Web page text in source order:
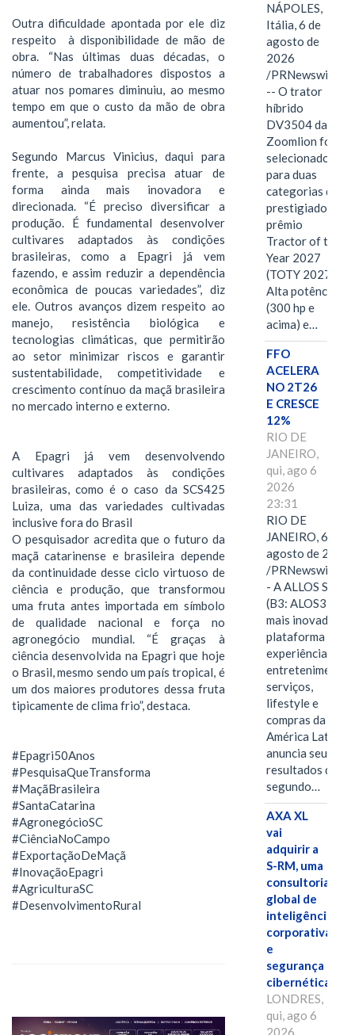
Outra dificuldade apontada por ele diz
respeito à disponibilidade de mão de
obra. “Nas últimas duas décadas, o
número de trabalhadores dispostos a
atuar nos pomares diminuiu, ao mesmo
tempo em que o custo da mão de obra
aumentou”, relata.
Segundo Marcus Vinicius, daqui para
frente, a pesquisa precisa atuar de
forma ainda mais inovadora e
direcionada. “É preciso diversificar a
produção. É fundamental desenvolver
cultivares adaptados às condições
brasileiras, como a Epagri já vem
fazendo, e assim reduzir a dependência
econômica de poucas variedades”, diz
ele. Outros avanços dizem respeito ao
manejo, resistência biológica e
tecnologias climáticas, que permitirão
ao setor minimizar riscos e garantir
sustentabilidade, competitividade e
crescimento contínuo da maçã brasileira
no mercado interno e externo.
A Epagri já vem desenvolvendo
cultivares adaptados às condições
brasileiras, como é o caso da SCS425
Luiza, uma das variedades cultivadas
inclusive fora do Brasil
O pesquisador acredita que o futuro da
maçã catarinense e brasileira depende
da continuidade desse ciclo virtuoso de
ciência e produção, que transformou
uma fruta antes importada em símbolo
de qualidade nacional e força no
agronegócio mundial. “É graças à
ciência desenvolvida na Epagri que hoje
o Brasil, mesmo sendo um país tropical, é
um dos maiores produtores dessa fruta
tipicamente de clima frio”, destaca.
#Epagri50Anos
#PesquisaQueTransforma
#MaçãBrasileira
#SantaCatarina
#AgronegócioSC
#CiênciaNoCampo
#ExportaçãoDeMaçã
#InovaçãoEpagri
#AgriculturaSC
#DesenvolvimentoRural
NÁPOLES,
Itália, 6 de
agosto de
2026
/PRNewswire/
-- O trator
híbrido
DV3504 da
Zoomlion foi
selecionado
para duas
categorias do
prestigiado
prêmio
Tractor of the
Year 2027
(TOTY 2027:
Alta potência
(300 hp e
acima) e…
FFO
ACELERA
NO 2T26
E CRESCE
12%
RIO DE
JANEIRO,
qui, ago 6
2026
23:31
RIO DE
JANEIRO, 6 de
agosto de 2026
/PRNewswire/ -
- A ALLOS S.A.
(B3: ALOS3), a
mais inovadora
plataforma de
experiências,
entretenimento,
serviços,
lifestyle e
compras da
América Latina
anuncia seus
resultados do
segundo…
AXA XL
vai
adquirir a
S-RM, uma
consultoria
global de
inteligência
corporativa
e
segurança
cibernética
LONDRES,
qui, ago 6
2026